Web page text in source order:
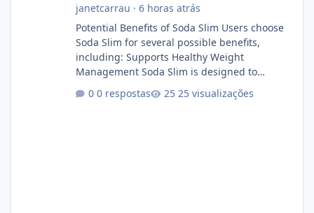
janetcarrau · 6 horas atrás
Potential Benefits of Soda Slim Users choose
Soda Slim for several possible benefits,
including: Supports Healthy Weight
Management Soda Slim is designed to
complement Soda Slim eating and regular
exercise rather than replace them.
0 respostas 25 visualizações